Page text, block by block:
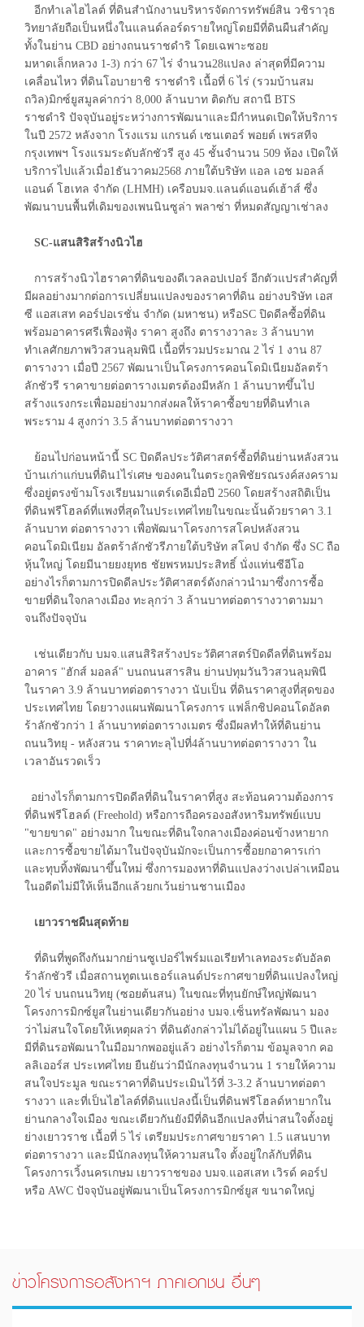
อีกทำเลไฮไลต์ ที่ดินสำนักงานบริหารจัดการทรัพย์สิน วชิราวุธ
วิทยาลัยถือเป็นหนึ่งในแลนด์ลอร์ดรายใหญ่โดยมีที่ดินผืนสำคัญ
ทั้งในย่าน CBD อย่างถนนราชดำริ โดยเฉพาะซอย
มหาดเล็กหลวง 1-3) กว่า 67 ไร่ จำนวน28แปลง ล่าสุดที่มีความ
เคลื่อนไหว ที่ดินโอบายาชิ ราชดำริ เนื้อที่ 6 ไร่ (รวมบ้านสม
ถวิล)มิกซ์ยูสมูลค่ากว่า 8,000 ล้านบาท ติดกับ สถานี BTS
ราชดำริ ปัจจุบันอยู่ระหว่างการพัฒนาและมีกำหนดเปิดให้บริการ
ในปี 2572 หลังจาก โรงแรม แกรนด์ เซนเตอร์ พอยต์ เพรสทีจ
กรุงเทพฯ โรงแรมระดับลักชัวรี สูง 45 ชั้นจำนวน 509 ห้อง เปิดให้
บริการไปแล้วเมื่อ1ธันวาคม2568 ภายใต้บริษัท แอล เอช มอลล์
แอนด์ โฮเทล จำกัด (LHMH) เครือบมจ.แลนด์แอนด์เฮ้าส์ ซึ่ง
พัฒนาบนพื้นที่เดิมของเพนนินซูล่า พลาซ่า ที่หมดสัญญาเช่าลง
SC-แสนสิริสร้างนิวไฮ
การสร้างนิวไฮราคาที่ดินของดีเวลลอปเปอร์ อีกตัวแปรสำคัญที่
มีผลอย่างมากต่อการเปลี่ยนแปลงของราคาที่ดิน อย่างบริษัท เอส
ซี แอสเสท คอร์ปอเรชั่น จำกัด (มหาชน) หรือSC ปิดดีลซื้อที่ดิน
พร้อมอาคารศรีเฟื่องฟุ้ง ราคา สูงถึง ตารางวาละ 3 ล้านบาท
ทำเลศักยภาพวิวสวนลุมพินี เนื้อที่รวมประมาณ 2 ไร่ 1 งาน 87
ตารางวา เมื่อปี 2567 พัฒนาเป็นโครงการคอนโดมิเนียมอัลตร้า
ลักชัวรี ราคาขายต่อตารางเมตรต้องมีหลัก 1 ล้านบาทขึ้นไป
สร้างแรงกระเพื่อมอย่างมากส่งผลให้ราคาซื้อขายที่ดินทำเล
พระราม 4 สูงกว่า 3.5 ล้านบาทต่อตารางวา
ย้อนไปก่อนหน้านี้ SC ปิดดีลประวัติศาสตร์ซื้อที่ดินย่านหลังสวน
บ้านเก่าแก่บนที่ดิน1ไร่เศษ ของคนในตระกูลพิชัยรณรงค์สงคราม
ซึ่งอยู่ตรงข้ามโรงเรียนมาแตร์เดอีเมื่อปี 2560 โดยสร้างสถิติเป็น
ที่ดินฟรีโฮลด์ที่แพงที่สุดในประเทศไทยในขณะนั้นด้วยราคา 3.1
ล้านบาท ต่อตารางวา เพื่อพัฒนาโครงการสโคปหลังสวน
คอนโดมิเนียม อัลตร้าลักชัวรีภายใต้บริษัท สโคป จำกัด ซึ่ง SC ถือ
หุ้นใหญ่ โดยมีนายยงยุทธ ชัยพรหมประสิทธิ์ นั่งแท่นซีอีโอ
อย่างไรก็ตามการปิดดีลประวัติศาสตร์ดังกล่าวนำมาซึ่งการซื้อ
ขายที่ดินใจกลางเมือง ทะลุกว่า 3 ล้านบาทต่อตารางวาตามมา
จนถึงปัจจุบัน
เช่นเดียวกับ บมจ.แสนสิริสร้างประวัติศาสตร์ปิดดีลที่ดินพร้อม
อาคาร "ฮักส์ มอลล์" บนถนนสารสิน ย่านปทุมวันวิวสวนลุมพินี
ในราคา 3.9 ล้านบาทต่อตารางวา นับเป็น ที่ดินราคาสูงที่สุดของ
ประเทศไทย โดยวางแผนพัฒนาโครงการ แฟล็กชิปคอนโดอัลต
ร้าลักชัวกว่า 1 ล้านบาทต่อตารางเมตร ซึ่งมีผลทำให้ที่ดินย่าน
ถนนวิทยุ - หลังสวน ราคาทะลุไปที่4ล้านบาทต่อตารางวา ใน
เวลาอันรวดเร็ว
อย่างไรก็ตามการปิดดีลที่ดินในราคาที่สูง สะท้อนความต้องการ
ที่ดินฟรีโฮลด์ (Freehold) หรือการถือครองอสังหาริมทรัพย์แบบ
"ขายขาด" อย่างมาก ในขณะที่ดินใจกลางเมืองค่อนข้างหายาก
และการซื้อขายได้มาในปัจจุบันมักจะเป็นการซื้อยกอาคารเก่า
และทุบทิ้งพัฒนาขึ้นใหม่ ซึ่งการมองหาที่ดินแปลงว่างเปล่าเหมือน
ในอดีตไม่มีให้เห็นอีกแล้วยกเว้นย่านชานเมือง
เยาวราชผืนสุดท้าย
ที่ดินที่พูดถึงกันมากย่านซูเปอร์ไพร์มแอเรียทำเลทองระดับอัลต
ร้าลักชัวรี เมื่อสถานทูตเนเธอร์แลนด์ประกาศขายที่ดินแปลงใหญ่
20 ไร่ บนถนนวิทยุ (ซอยต้นสน) ในขณะที่ทุนยักษ์ใหญ่พัฒนา
โครงการมิกซ์ยูสในย่านเดียวกันอย่าง บมจ.เซ็นทรัลพัฒนา มอง
ว่าไม่สนใจโดยให้เหตุผลว่า ที่ดินดังกล่าวไม่ได้อยู่ในแผน 5 ปีและ
มีที่ดินรอพัฒนาในมือมากพออยู่แล้ว อย่างไรก็ตาม ข้อมูลจาก คอ
ลลิเออร์ส ประเทศไทย ยืนยันว่ามีนักลงทุนจำนวน 1 รายให้ความ
สนใจประมูล ขณะราคาที่ดินประเมินไว้ที่ 3-3.2 ล้านบาทต่อตา
รางวา และที่เป็นไฮไลต์ที่ดินแปลงนี้เป็นที่ดินฟรีโฮลด์หายากใน
ย่านกลางใจเมือง ขณะเดียวกันยังมีที่ดินอีกแปลงที่น่าสนใจตั้งอยู่
ย่างเยาวราช เนื้อที่ 5 ไร่ เตรียมประกาศขายราคา 1.5 แสนบาท
ต่อตารางวา และมีนักลงทุนให้ความสนใจ ตั้งอยู่ใกล้กับที่ดิน
โครงการเวิ้งนครเกษม เยาวราชของ บมจ.แอสเสท เวิรด์ คอร์ป
หรือ AWC ปัจจุบันอยู่พัฒนาเป็นโครงการมิกซ์ยูส ขนาดใหญ่
ข่าวโครงการอสังหาฯ ภาคเอกชน อื่นๆ